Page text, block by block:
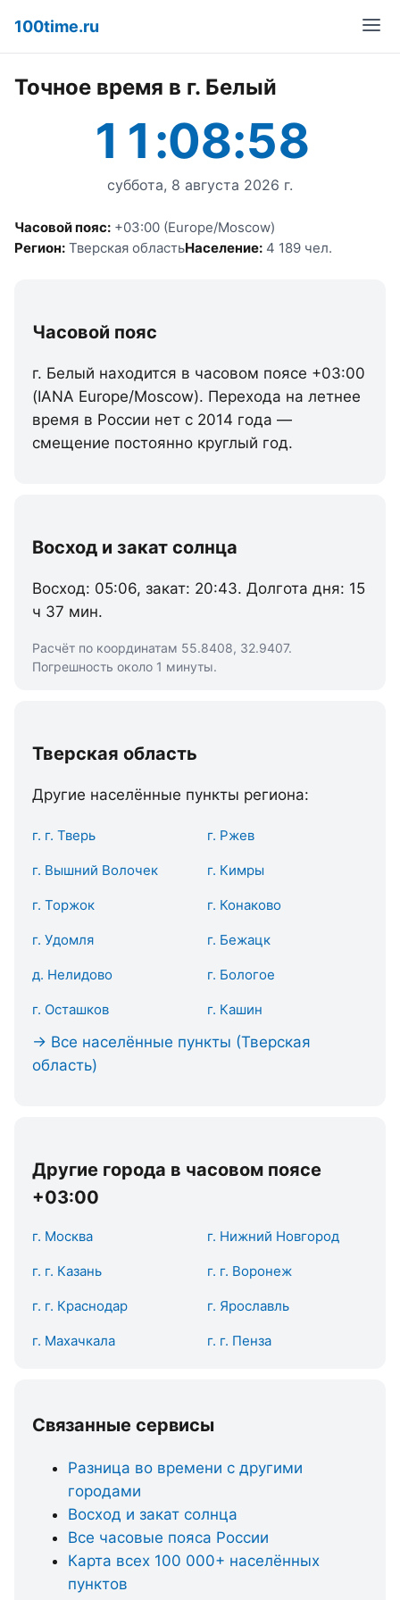
100time.ru
Точное время в г. Белый
11:08:58
суббота, 8 августа 2026 г.
Часовой пояс: +03:00 (Europe/Moscow)
Регион: Тверская областьНаселение: 4 189 чел.
Часовой пояс
г. Белый находится в часовом поясе +03:00
(IANA Europe/Moscow). Перехода на летнее
время в России нет с 2014 года —
смещение постоянно круглый год.
Восход и закат солнца
Восход: 05:06, закат: 20:43. Долгота дня: 15
ч 37 мин.
Расчёт по координатам 55.8408, 32.9407.
Погрешность около 1 минуты.
Тверская область
Другие населённые пункты региона:
г. г. Тверь г. Ржев
г. Вышний Волочек г. Кимры
г. Торжок г. Конаково
г. Удомля г. Бежацк
д. Нелидово г. Бологое
г. Осташков г. Кашин
→ Все населённые пункты (Тверская
область)
Другие города в часовом поясе
+03:00
г. Москва г. Нижний Новгород
г. г. Казань г. г. Воронеж
г. г. Краснодар г. Ярославль
г. Махачкала г. г. Пенза
Связанные сервисы
Разница во времени с другими
городами
Восход и закат солнца
Все часовые пояса России
Карта всех 100 000+ населённых
пунктов